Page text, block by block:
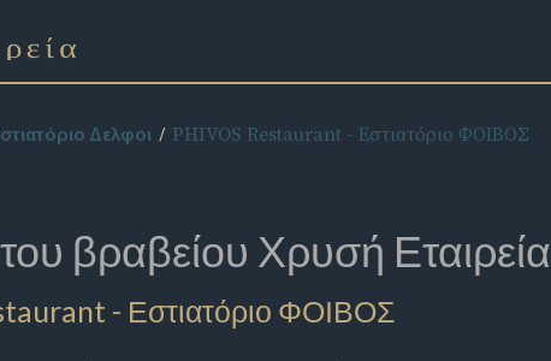
Δελφοι PHIVOS Restaurant - Εστιατόριο ΦΟΙΒΟΣ
βραβείου Χρυσή Εταιρεία
- Εστιατόριο ΦΟΙΒΟΣ